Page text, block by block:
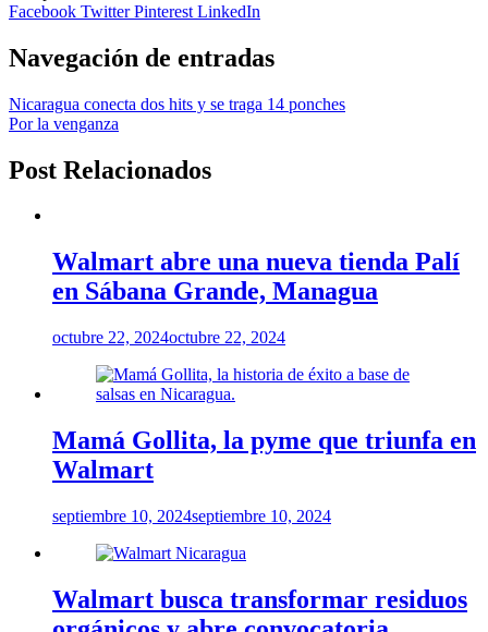
Facebook TwitterPinterest LinkedIn
Navegación de entradas
Nicaragua conecta dos hits y se traga 14 ponches
Por la venganza
Post Relacionados
Walmart abre una nueva tienda Palí
en Sábana Grande, Managua
octubre 22, 2024octubre 22, 2024
Mamá Gollita, la pyme que triunfa en
Walmart
septiembre 10, 2024septiembre 10, 2024
Walmart busca transformar residuos